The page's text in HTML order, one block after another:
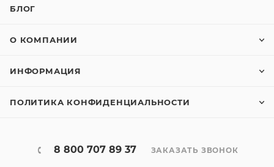
БЛОГ
О КОМПАНИИ
ИНФОРМАЦИЯ
ПОЛИТИКА КОНФИДЕНЦИАЛЬНОСТИ
8 800 707 89 37 ЗАКАЗАТЬ ЗВОНОК